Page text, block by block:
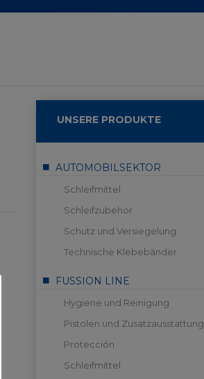
UNSERE PRODUKTE
AUTOMOBILSEKTOR
Schleifmittel
Schleifzubehör
Schutz und Versiegelung
Technische Klebebänder
FUSSION LINE
Hygiene und Reinigung
Pistolen und Zusatzausstattung
Protección
Schleifmittel